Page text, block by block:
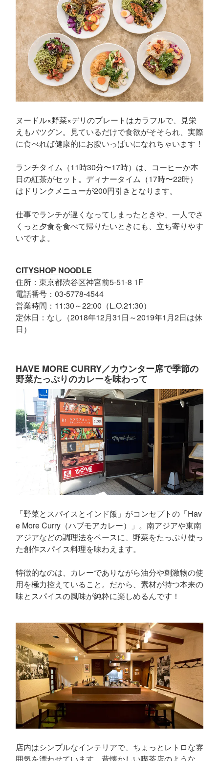
ヌードル×野菜×デリのプレートはカラフルで、見栄
えもバツグン。見ているだけで食欲がそそられ、実際
に食べれば健康的にお腹いっぱいになれちゃいます！
ランチタイム（11時30分〜17時）は、コーヒーか本
日の紅茶がセット。ディナータイム（17時〜22時）
はドリンクメニューが200円引きとなります。
仕事でランチが遅くなってしまったときや、一人でさ
くっと夕食を食べて帰りたいときにも、立ち寄りやす
いですよ。
CITYSHOP NOODLE
住所：東京都渋谷区神宮前5-51-8 1F
電話番号：03-5778-4544
営業時間：11:30～22:00（L.O.21:30）
定休日：なし（2018年12月31日～2019年1月2日は休
日）
HAVE MORE CURRY／カウンター席で季節の
野菜たっぷりのカレーを味わって
「野菜とスパイスとインド飯」がコンセプトの「Hav
e More Curry（ハブモアカレー）」。南アジアや東南
アジアなどの調理法をベースに、野菜をたっぷり使っ
た創作スパイス料理を味わえます。
特徴的なのは、カレーでありながら油分や刺激物の使
用を極力控えていること。だから、素材が持つ本来の
味とスパイスの風味が純粋に楽しめるんです！
店内はシンプルなインテリアで、ちょっとレトロな雰
囲気を漂わせています。昔懐かしい喫茶店のような、